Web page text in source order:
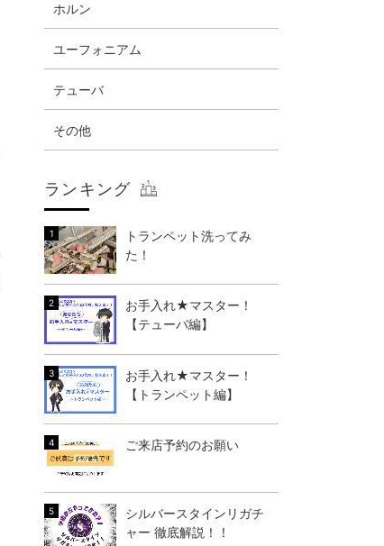
ホルン
ユーフォニアム
テューバ
その他
ランキング
トランペット洗ってみ
た！
お手入れ★マスター！
【テューバ編】
お手入れ★マスター！
【トランペット編】
ご来店予約のお願い
シルバースタインリガチ
ャー 徹底解説！！